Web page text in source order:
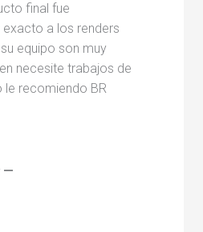
final fue
a los renders
equipo son muy
necesite trabajos de
le recomiendo BR
—